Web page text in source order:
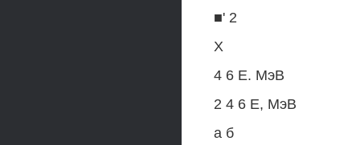
■' 2
X
4 6 Е. МэВ
2 4 6 Е, МэВ
а б